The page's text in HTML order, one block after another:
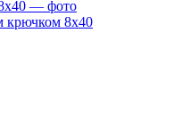
крючком 8х40